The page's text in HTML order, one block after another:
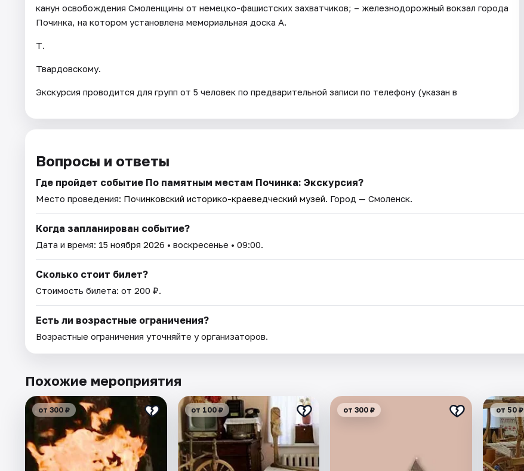
канун освобождения Смоленщины от немецко-фашистских захватчиков; – железнодорожный вокзал города
Починка, на котором установлена мемориальная доска А.
Т.
Твардовскому.
Экскурсия проводится для групп от 5 человек по предварительной записи по телефону (указан в
Вопросы и ответы
Где пройдет событие По памятным местам Починка: Экскурсия?
Место проведения: Починковский историко-краеведческий музей. Город — Смоленск.
Когда запланирован событие?
Дата и время: 15 ноября 2026 • воскресенье • 09:00.
Сколько стоит билет?
Стоимость билета: от 200 ₽.
Есть ли возрастные ограничения?
Возрастные ограничения уточняйте у организаторов.
Похожие мероприятия
от 300 ₽ от 100 ₽ от 300 ₽ от 50 ₽